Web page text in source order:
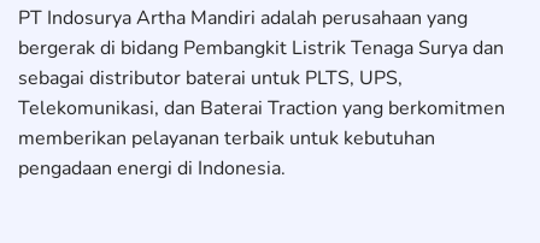
PT Indosurya Artha Mandiri adalah perusahaan yang
bergerak di bidang Pembangkit Listrik Tenaga Surya dan
sebagai distributor baterai untuk PLTS, UPS,
Telekomunikasi, dan Baterai Traction yang berkomitmen
memberikan pelayanan terbaik untuk kebutuhan
pengadaan energi di Indonesia.